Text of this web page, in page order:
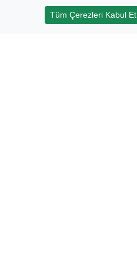
Tüm Çerezleri Kabul Et